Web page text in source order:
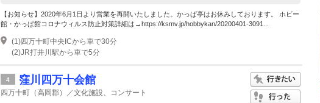
【お知らせ】2020年6月1日より営業を再開いたしました。かっぱ亭はお休みしております。 ホビー
館・かっぱ館コロナウィルス防止対策詳細は→https://ksmv.jp/hobbykan/20200401-3091...
(1)四万十町中央ICから車で30分
(2)JR打井川駅から車で5分
4 窪川四万十会館
四万十町（高岡郡）／文化施設、コンサート